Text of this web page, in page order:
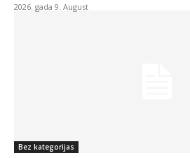
2026. gada 9. August
Bez kategorijas